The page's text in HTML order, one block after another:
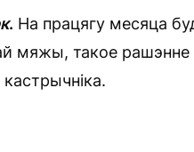
. На працягу месяца
мяжы, такое рашэнне